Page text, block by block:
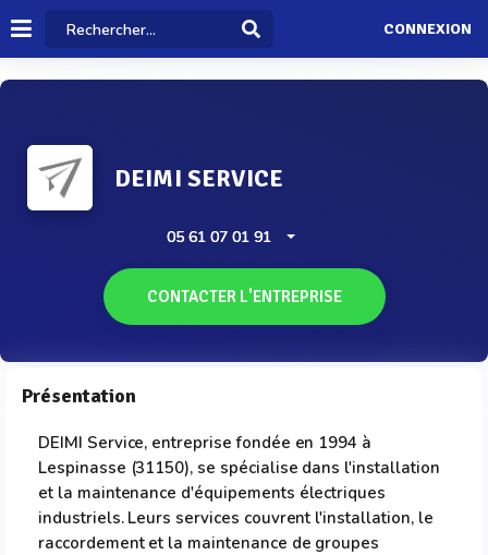
CONNEXION
DEIMI SERVICE
05 61 07 01 91
CONTACTER L'ENTREPRISE
Présentation
DEIMI Service, entreprise fondée en 1994 à
Lespinasse (31150), se spécialise dans l'installation
et la maintenance d'équipements électriques
industriels. Leurs services couvrent l'installation, le
raccordement et la maintenance de groupes